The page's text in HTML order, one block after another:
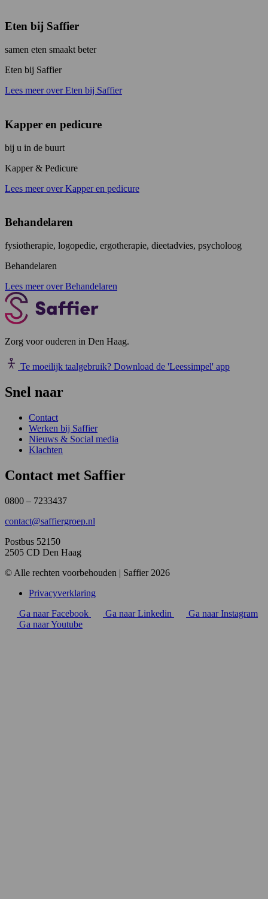
Eten bij Saffier
samen eten smaakt beter
Eten bij Saffier
Lees meer over Eten bij Saffier
Kapper en pedicure
bij u in de buurt
Kapper & Pedicure
Lees meer over Kapper en pedicure
Behandelaren
fysiotherapie, logopedie, ergotherapie, dieetadvies, psycholoog
Behandelaren
Lees meer over Behandelaren
Zorg voor ouderen in Den Haag.
Te moeilijk taalgebruik? Download de 'Leessimpel' app
Snel naar
Contact
Werken bij Saffier
Nieuws & Social media
Klachten
Contact met Saffier
0800 – 7233437
contact@saffiergroep.nl
Postbus 52150
2505 CD Den Haag
© Alle rechten voorbehouden | Saffier 2026
Privacyverklaring
Ga naar Facebook
Ga naar Linkedin
Ga naar Instagram
Ga naar Youtube